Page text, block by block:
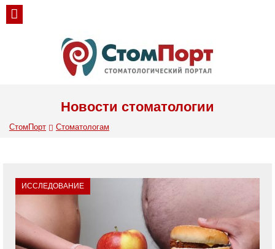
Новости стоматологии
СтомПорт Стоматологам
ИССЛЕДОВАНИЕ